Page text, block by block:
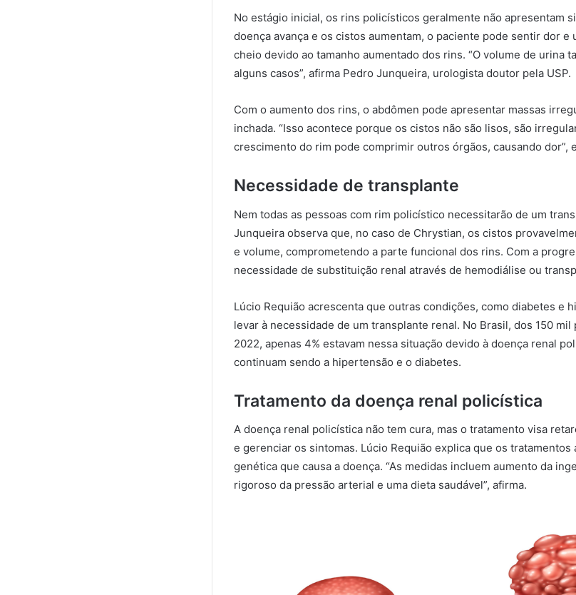
No estágio inicial, os rins policísticos geralmente não apresentam
doença avança e os cistos aumentam, o paciente pode sentir dor e
cheio devido ao tamanho aumentado dos rins. “O volume de urina
alguns casos”, afirma Pedro Junqueira, urologista doutor pela USP.
Com o aumento dos rins, o abdômen pode apresentar massas
inchada. “Isso acontece porque os cistos não são lisos, são
crescimento do rim pode comprimir outros órgãos, causando dor”,
Necessidade de transplante
Nem todas as pessoas com rim policístico necessitarão de um
Junqueira observa que, no caso de Chrystian, os cistos
e volume, comprometendo a parte funcional dos rins. Com a
necessidade de substituição renal através de hemodiálise ou
Lúcio Requião acrescenta que outras condições, como diabetes e
levar à necessidade de um transplante renal. No Brasil, dos 150
2022, apenas 4% estavam nessa situação devido à doença renal
continuam sendo a hipertensão e o diabetes.
Tratamento da doença renal policística
A doença renal policística não tem cura, mas o tratamento visa
e gerenciar os sintomas. Lúcio Requião explica que os tratamentos
genética que causa a doença. “As medidas incluem aumento da
rigoroso da pressão arterial e uma dieta saudável”, afirma.